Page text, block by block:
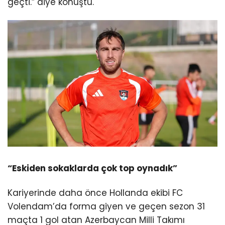
“Eskiden sokaklarda çok top oynadık”
Kariyerinde daha önce Hollanda ekibi FC
Volendam’da forma giyen ve geçen sezon 31
maçta 1 gol atan Azerbaycan Milli Takımı